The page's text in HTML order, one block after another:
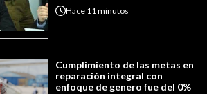
Hace 11 minutos
Cumplimiento de las metas en
reparación integral con
enfoque de genero fue del 0%